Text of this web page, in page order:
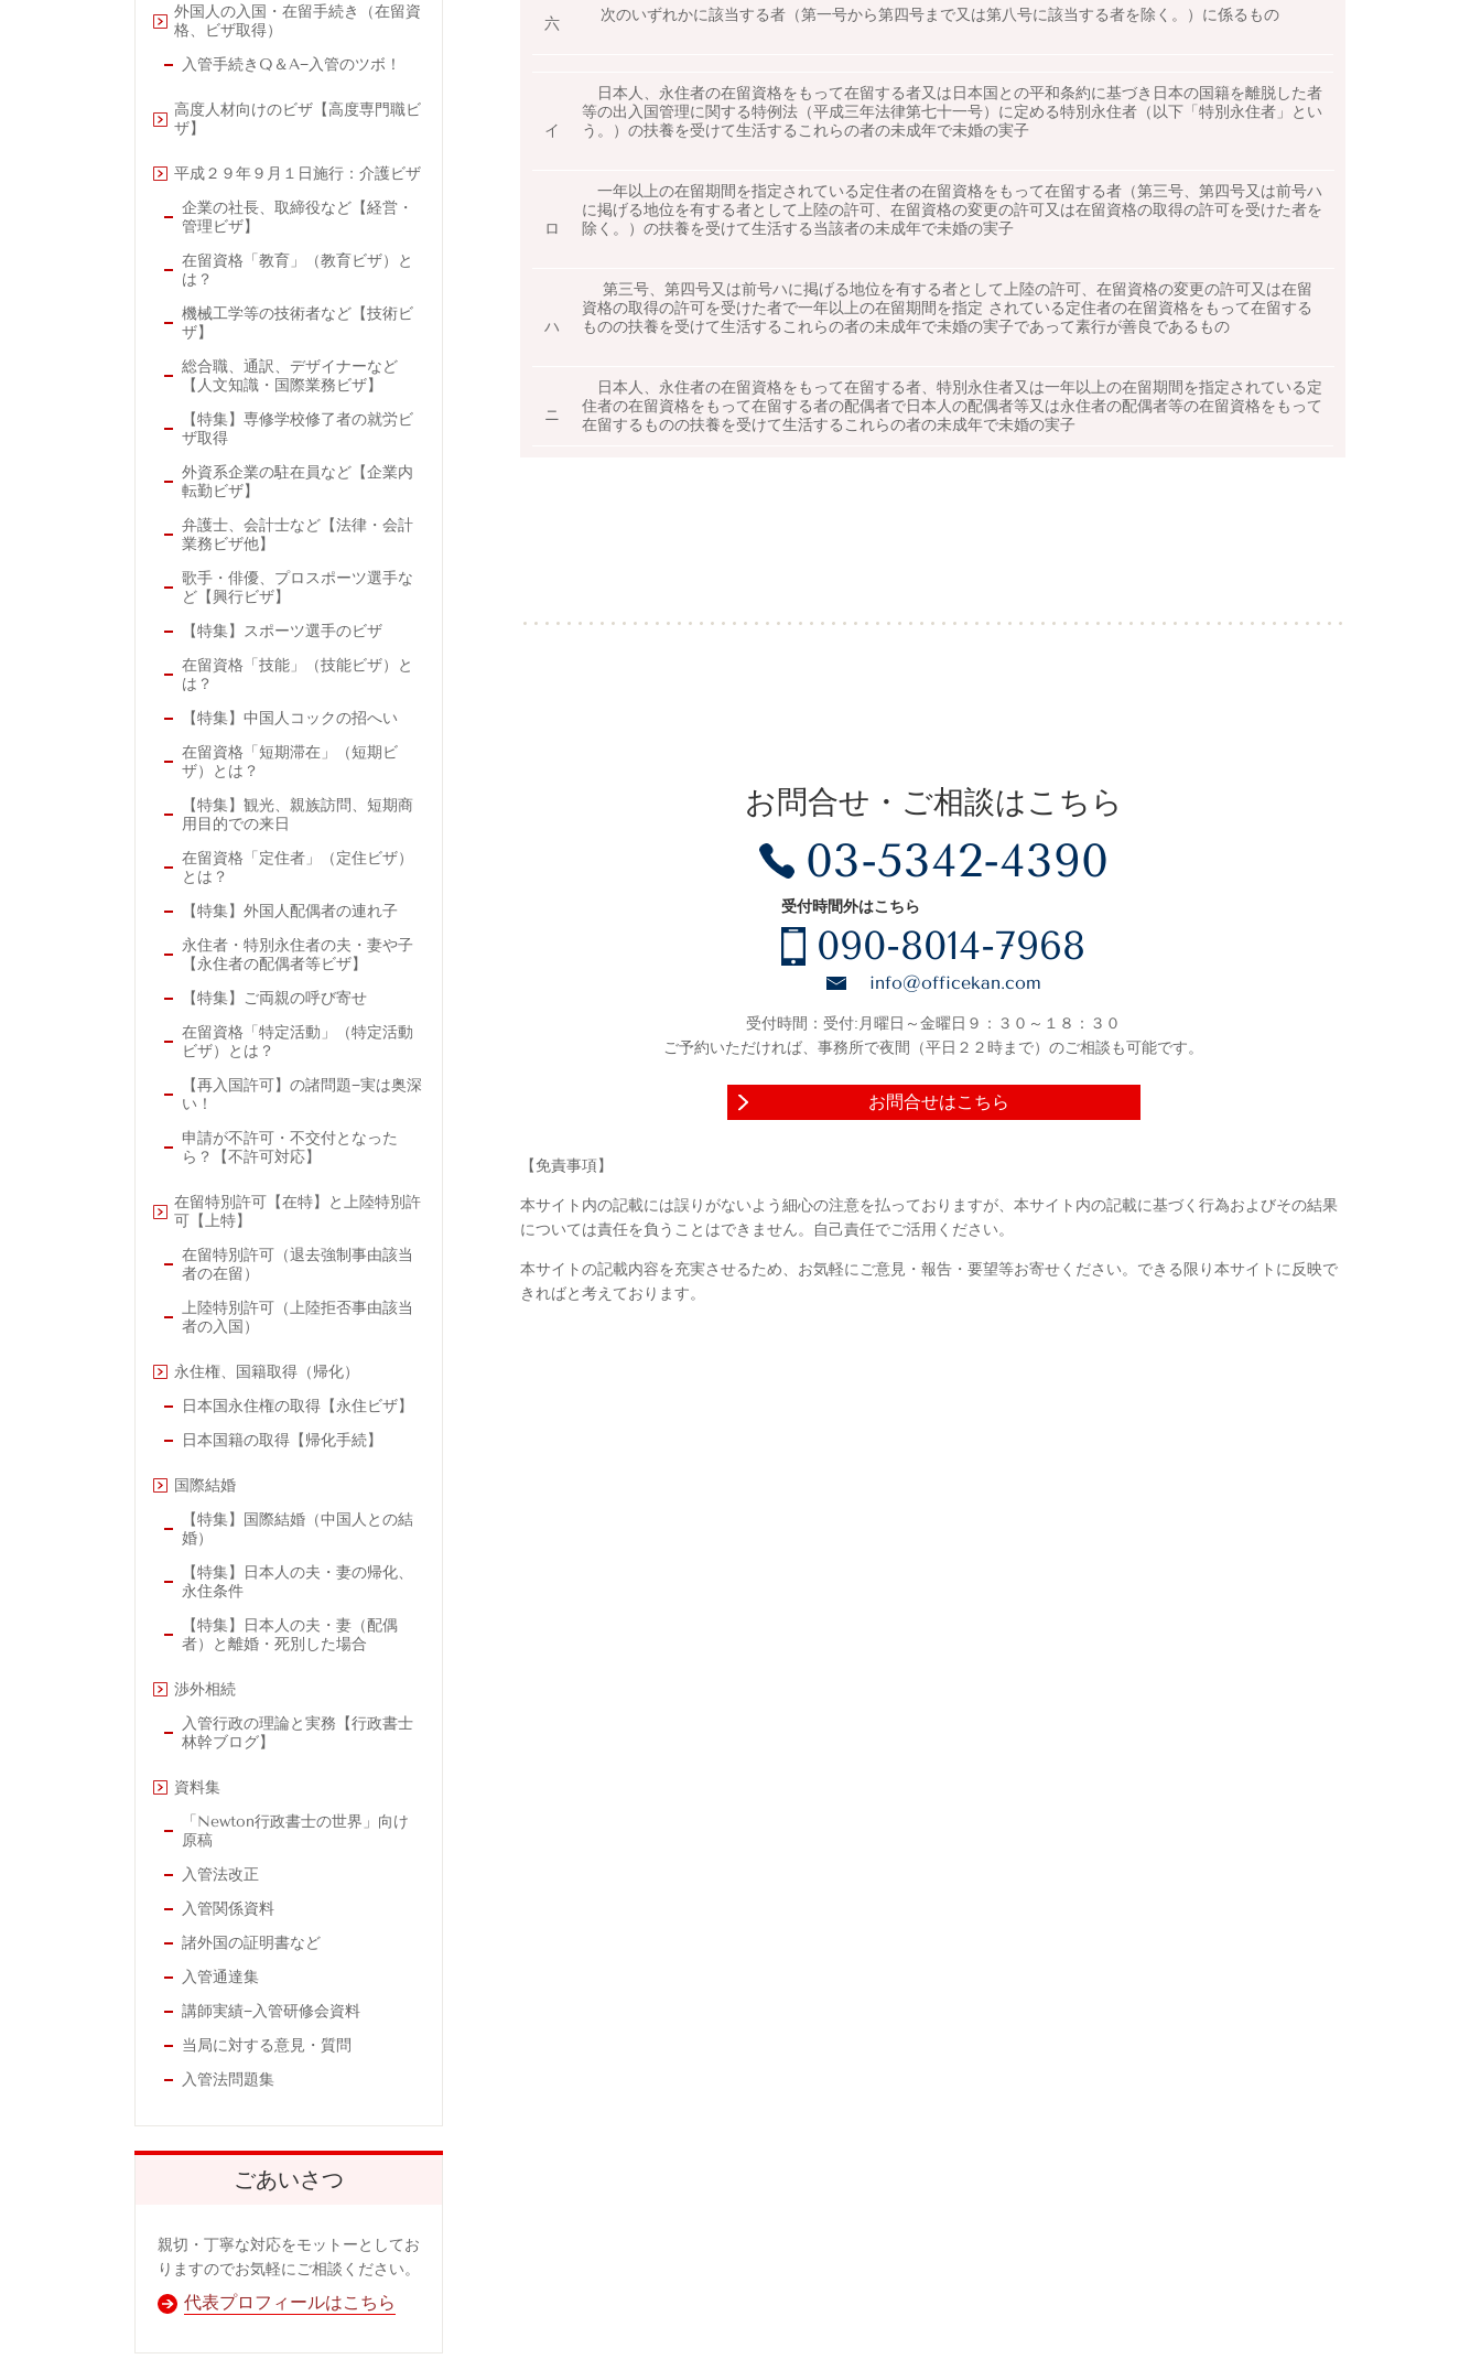
六 次のいずれかに該当する者（第一号から第四号まで又は第八号に該当する者を除く。）に係るもの
イ
日本人、永住者の在留資格をもって在留する者又は日本国との平和条約に基づき日本の国籍を離脱した者
等の出入国管理に関する特例法（平成三年法律第七十一号）に定める特別永住者（以下「特別永住者」とい
う。）の扶養を受けて生活するこれらの者の未成年で未婚の実子
ロ
一年以上の在留期間を指定されている定住者の在留資格をもって在留する者（第三号、第四号又は前号ハ
に掲げる地位を有する者として上陸の許可、在留資格の変更の許可又は在留資格の取得の許可を受けた者を
除く。）の扶養を受けて生活する当該者の未成年で未婚の実子
ハ
第三号、第四号又は前号ハに掲げる地位を有する者として上陸の許可、在留資格の変更の許可又は在留
資格の取得の許可を受けた者で一年以上の在留期間を指定 されている定住者の在留資格をもって在留する
ものの扶養を受けて生活するこれらの者の未成年で未婚の実子であって素行が善良であるもの
ニ
日本人、永住者の在留資格をもって在留する者、特別永住者又は一年以上の在留期間を指定されている定
住者の在留資格をもって在留する者の配偶者で日本人の配偶者等又は永住者の配偶者等の在留資格をもって
在留するものの扶養を受けて生活するこれらの者の未成年で未婚の実子
お問合せ・ご相談はこちら
03-5342-4390
受付時間外はこちら
090-8014-7968
info@officekan.com
受付時間：受付:月曜日～金曜日９：３０～１８：３０
ご予約いただければ、事務所で夜間（平日２２時まで）のご相談も可能です。
お問合せはこちら
【免責事項】
本サイト内の記載には誤りがないよう細心の注意を払っておりますが、本サイト内の記載に基づく行為およびその結果
については責任を負うことはできません。自己責任でご活用ください。
本サイトの記載内容を充実させるため、お気軽にご意見・報告・要望等お寄せください。できる限り本サイトに反映で
きればと考えております。
外国人の入国・在留手続き（在留資
格、ビザ取得）
入管手続きQ＆A−入管のツボ！
高度人材向けのビザ【高度専門職ビ
ザ】
平成２９年９月１日施行：介護ビザ
企業の社長、取締役など【経営・
管理ビザ】
在留資格「教育」（教育ビザ）と
は？
機械工学等の技術者など【技術ビ
ザ】
総合職、通訳、デザイナーなど
【人文知識・国際業務ビザ】
【特集】専修学校修了者の就労ビ
ザ取得
外資系企業の駐在員など【企業内
転勤ビザ】
弁護士、会計士など【法律・会計
業務ビザ他】
歌手・俳優、プロスポーツ選手な
ど【興行ビザ】
【特集】スポーツ選手のビザ
在留資格「技能」（技能ビザ）と
は？
【特集】中国人コックの招へい
在留資格「短期滞在」（短期ビ
ザ）とは？
【特集】観光、親族訪問、短期商
用目的での来日
在留資格「定住者」（定住ビザ）
とは？
【特集】外国人配偶者の連れ子
永住者・特別永住者の夫・妻や子
【永住者の配偶者等ビザ】
【特集】ご両親の呼び寄せ
在留資格「特定活動」（特定活動
ビザ）とは？
【再入国許可】の諸問題−実は奥深
い！
申請が不許可・不交付となった
ら？【不許可対応】
在留特別許可【在特】と上陸特別許
可【上特】
在留特別許可（退去強制事由該当
者の在留）
上陸特別許可（上陸拒否事由該当
者の入国）
永住権、国籍取得（帰化）
日本国永住権の取得【永住ビザ】
日本国籍の取得【帰化手続】
国際結婚
【特集】国際結婚（中国人との結
婚）
【特集】日本人の夫・妻の帰化、
永住条件
【特集】日本人の夫・妻（配偶
者）と離婚・死別した場合
渉外相続
入管行政の理論と実務【行政書士
林幹ブログ】
資料集
「Newton行政書士の世界」向け
原稿
入管法改正
入管関係資料
諸外国の証明書など
入管通達集
講師実績−入管研修会資料
当局に対する意見・質問
入管法問題集
ごあいさつ
親切・丁寧な対応をモットーとしてお
りますのでお気軽にご相談ください。
代表プロフィールはこちら